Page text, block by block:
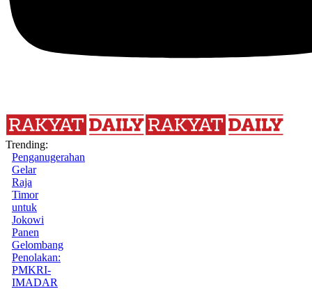
Trending:
Penganugerahan
Gelar
Raja
Timor
untuk
Jokowi
Panen
Gelombang
Penolakan:
PMKRI-
IMADAR